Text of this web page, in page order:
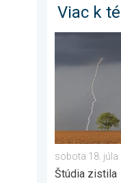
Viac k
Milióny
sobota 18. júla
Štúdia zistila